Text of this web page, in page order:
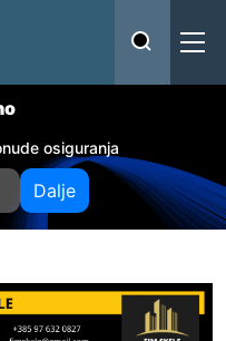
osiguranja
Dalje